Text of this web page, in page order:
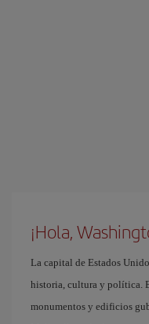
¡Hola,
La capital de Estados
historia, cultura y política.
monumentos y edificios